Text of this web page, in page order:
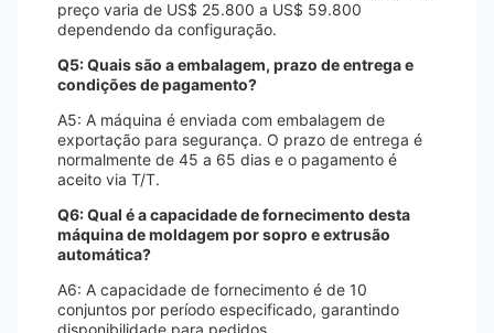
preço varia de US$ 25.800 a US$ 59.800
dependendo da configuração.
Q5: Quais são a embalagem, prazo de entrega e
condições de pagamento?
A5: A máquina é enviada com embalagem de
exportação para segurança. O prazo de entrega é
normalmente de 45 a 65 dias e o pagamento é
aceito via T/T.
Q6: Qual é a capacidade de fornecimento desta
máquina de moldagem por sopro e extrusão
automática?
A6: A capacidade de fornecimento é de 10
conjuntos por período especificado, garantindo
disponibilidade para pedidos.